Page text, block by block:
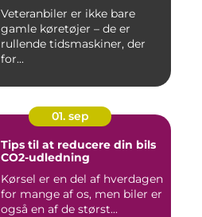
Veteranbiler er ikke bare
gamle køretøjer – de er
rullende tidsmaskiner, der
for...
01. sep
Tips til at reducere din bils
CO2-udledning
Kørsel er en del af hverdagen
for mange af os, men biler er
også en af de størst...